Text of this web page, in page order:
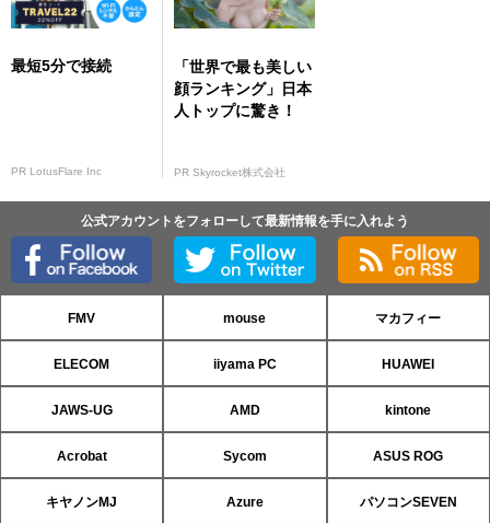
最短5分で接続
PR LotusFlare Inc
「世界で最も美しい
顔ランキング」日本
人トップに驚き！
PR Skyrocket株式会社
公式アカウントをフォローして最新情報を手に入れよう
FMV mouse マカフィー
ELECOM iiyama PC HUAWEI
JAWS-UG AMD kintone
Acrobat Sycom ASUS ROG
キヤノンMJ Azure パソコンSEVEN